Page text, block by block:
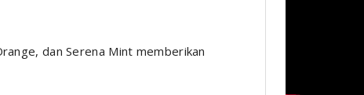
dan Serena Mint memberikan